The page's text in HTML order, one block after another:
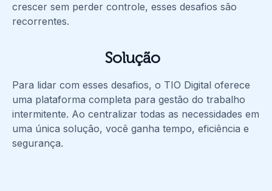
crescer sem perder controle, esses desafios são
recorrentes.
Solução
Para lidar com esses desafios, o TIO Digital oferece
uma plataforma completa para gestão do trabalho
intermitente. Ao centralizar todas as necessidades em
uma única solução, você ganha tempo, eficiência e
segurança.